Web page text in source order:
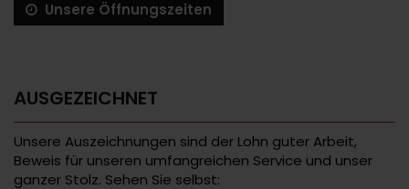
Unsere Öffnungszeiten
AUSGEZEICHNET
Unsere Auszeichnungen sind der Lohn guter Arbeit,
Beweis für unseren umfangreichen Service und unser
ganzer Stolz. Sehen Sie selbst: